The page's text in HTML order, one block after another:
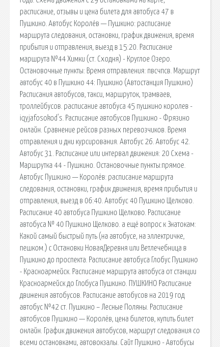
расписание, отзывы и цена билета для автобуса 47 в
Пушкино. Автобус Королёв — Пушкино: расписание
маршрута следования, остановки, график движения, время
прибытия и отправления, выезд в 15:20. Расписание
маршрута №44 Химки (ст. Сходня) - Круглое Озеро.
Остановочные пункты: Время отправления: пвсчпсв. Маршрут
автобус 40 в Пушкино 44: Пушкино (Автостанция Пушкино)
Расписания автобусов, такси, маршруток, трамваев,
троллейбусов. расписание автобуса 45 пушкино королев -
iqyjafosokod's. Расписание автобусов Пушкино - Фрязино
онлайн. Сравнение рейсов разных перевозчиков. Время
отправления и дни курсирования. Автобус 26. Автобус 42.
Автобус 31. Расписание или интервал движения: 20 Схема -
Маршрутка 44 - Пушкино. Остановочные пункты:прямое.
Автобус Пушкино — Королёв: расписание маршрута
следования, остановки, график движения, время прибытия и
отправления, выезд в 06:40. Автобус 40 Пушкино Щелково.
Расписание 40 автобуса Пушкино Щелково. Расписание
автобуса № 40 Пушкино Щелково. а ещё вопрос к Знатокам:
Какой самый быстрый путь (на автобусе, на эллектричке,
пешком.) с Остановки НоваяДеревня или Ветлечебница в
Пушкино до проспекта. Расписание автобуса Глобус Пушкино
- Красноармейск. Расписание маршрута автобуса от станции
Красноармейск до Глобуса Пушкино. ПУШКИНО Расписание
движения автобусов. Расписание автобусов на 2019 год
автобус №42 ст. Пушкино – Лесные Поляны. Расписание
автобусов Пушкино — Королёв, цена билетов, купить билет
онлайн. График движения автобусов, маршрут следования со
всеми остановками, автовокзалы. Сайт Пушкино - Автобусы